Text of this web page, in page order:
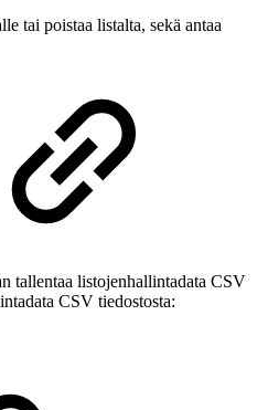
tai poistaa listalta, sekä antaa
tallentaa listojenhallintadata CSV
CSV tiedostosta: